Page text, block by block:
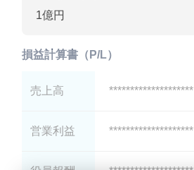
1億円
損益計算書（P/L）
売上高 ********************
営業利益 ********************